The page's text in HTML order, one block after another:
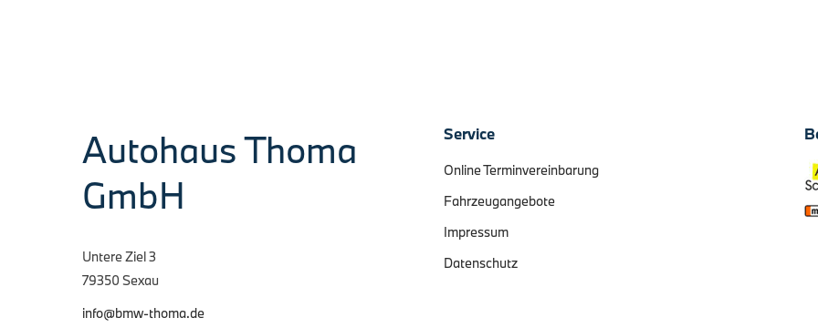
Autohaus Thoma
GmbH
Untere Ziel 3
79350 Sexau
info@bmw-thoma.de
Service
Online Terminvereinbarung
Fahrzeugangebote
Impressum
Datenschutz